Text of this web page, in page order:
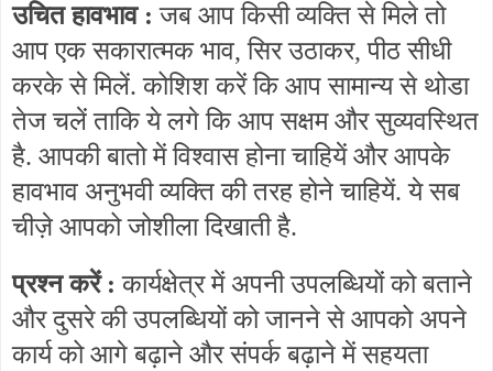
उचित हावभाव : जब आप किसी व्यक्ति से मिले तो
आप एक सकारात्मक भाव, सिर उठाकर, पीठ सीधी
करके से मिलें. कोशिश करें कि आप सामान्य से थोडा
तेज चलें ताकि ये लगे कि आप सक्षम और सुव्यवस्थित
है. आपकी बातो में विश्वास होना चाहियें और आपके
हावभाव अनुभवी व्यक्ति की तरह होने चाहियें. ये सब
चीज़े आपको जोशीला दिखाती है.
प्रश्न करें : कार्यक्षेत्र में अपनी उपलब्धियों को बताने
और दुसरे की उपलब्धियों को जानने से आपको अपने
कार्य को आगे बढ़ाने और संपर्क बढ़ाने में सहयता